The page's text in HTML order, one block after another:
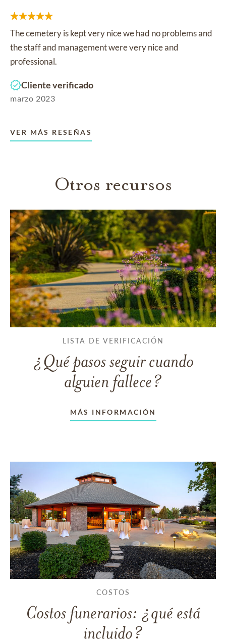
The cemetery is kept very nice we had no problems and
the staff and management were very nice and
professional.
Cliente verificado
marzo 2023
VER MÁS RESEÑAS
Otros recursos
LISTA DE VERIFICACIÓN
¿Qué pasos seguir cuando
alguien fallece?
MÁS INFORMACIÓN
COSTOS
Costos funerarios: ¿qué está
incluido?